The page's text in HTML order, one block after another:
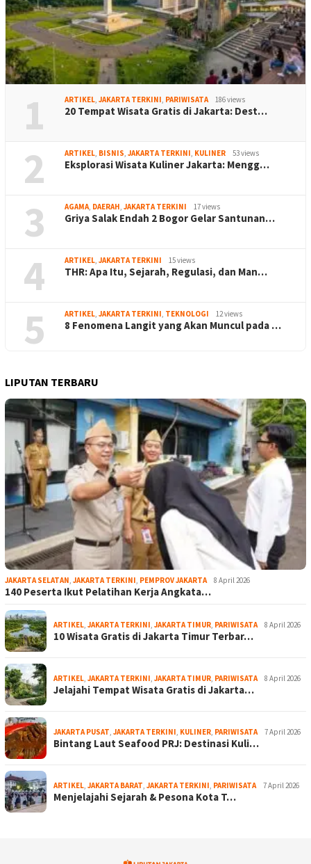
1 ARTIKEL, JAKARTA TERKINI, PARIWISATA 186 views
20 Tempat Wisata Gratis di Jakarta: Dest…
2 ARTIKEL, BISNIS, JAKARTA TERKINI, KULINER 53 views
Eksplorasi Wisata Kuliner Jakarta: Mengg…
3 AGAMA, DAERAH, JAKARTA TERKINI 17 views
Griya Salak Endah 2 Bogor Gelar Santunan…
4 ARTIKEL, JAKARTA TERKINI 15 views
THR: Apa Itu, Sejarah, Regulasi, dan Man…
5 ARTIKEL, JAKARTA TERKINI, TEKNOLOGI 12 views
8 Fenomena Langit yang Akan Muncul pada …
LIPUTAN TERBARU
JAKARTA SELATAN, JAKARTA TERKINI, PEMPROV JAKARTA 8 April 2026
140 Peserta Ikut Pelatihan Kerja Angkata…
ARTIKEL, JAKARTA TERKINI, JAKARTA TIMUR, PARIWISATA 8 April 2026
10 Wisata Gratis di Jakarta Timur Terbar…
ARTIKEL, JAKARTA TERKINI, JAKARTA TIMUR, PARIWISATA 8 April 2026
Jelajahi Tempat Wisata Gratis di Jakarta…
JAKARTA PUSAT, JAKARTA TERKINI, KULINER, PARIWISATA 7 April 2026
Bintang Laut Seafood PRJ: Destinasi Kuli…
ARTIKEL, JAKARTA BARAT, JAKARTA TERKINI, PARIWISATA 7 April 2026
Menjelajahi Sejarah & Pesona Kota T…